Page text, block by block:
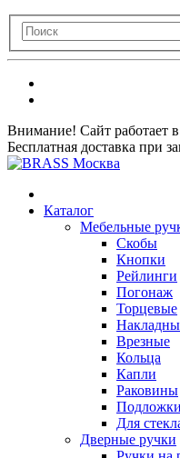
Внимание! Сайт работает
Бесплатная доставка при
Каталог
Мебельные
Скобы
Кнопки
Рейлинги
Погонаж
Торцевые
Врезные
Кольца
Капли
Раковины
Подложки
Для
Дверные ручки